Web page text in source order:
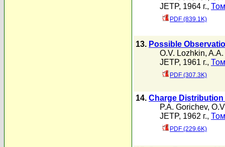
JETP, 1964 г.,
PDF (839.1K)
13. Possible
O.V. Lozhkin,
JETP, 1961 г.,
PDF (307.3K)
14. Charge
P.A. Gorichev,
JETP, 1962 г.,
PDF (229.6K)